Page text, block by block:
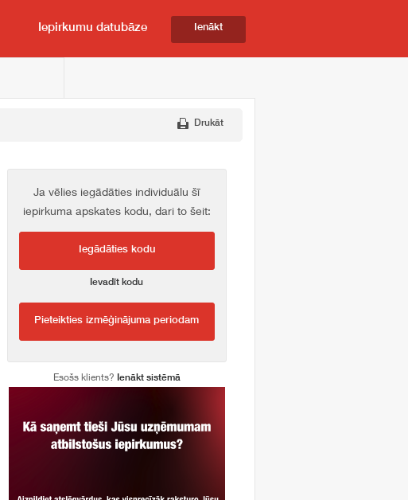
Iepirkumu datubāze Ienākt
Drukāt
Ja vēlies iegādāties individuālu šī
iepirkuma apskates kodu, dari to šeit:
Iegādāties kodu
Ievadīt kodu
Pieteikties izmēģinājuma periodam
Esošs klients? Ienākt sistēmā